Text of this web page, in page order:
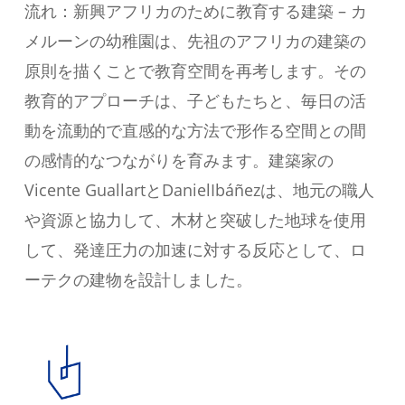
流れ：新興アフリカのために教育する建築 – カ
メルーンの幼稚園は、先祖のアフリカの建築の
原則を描くことで教育空間を再考します。その
教育的アプローチは、子どもたちと、毎日の活
動を流動的で直感的な方法で形作る空間との間
の感情的なつながりを育みます。建築家の
Vicente GuallartとDanielIbáñezは、地元の職人
や資源と協力して、木材と突破した地球を使用
して、発達圧力の加速に対する反応として、ロ
ーテクの建物を設計しました。